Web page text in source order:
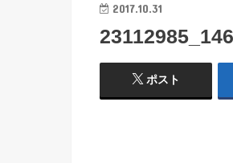
2017.10.31
ポスト